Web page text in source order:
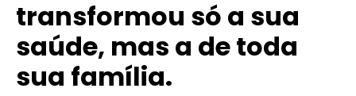
transformou só a sua
saúde, mas a de toda
sua família.